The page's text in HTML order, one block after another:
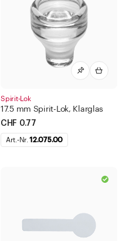
Spirit-Lok
17.5 mm Spirit-Lok, Klarglas
CHF 0.77
Art.-Nr.12.075.00